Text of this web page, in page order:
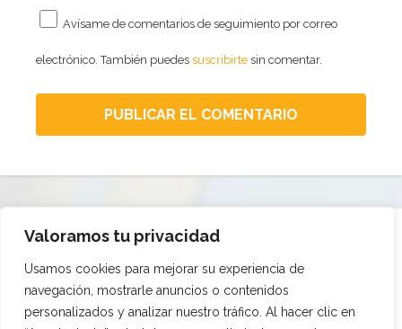
Valoramos tu privacidad
Usamos cookies para mejorar su experiencia de
navegación, mostrarle anuncios o contenidos
personalizados y analizar nuestro tráfico. Al hacer clic en
Avísame de comentarios de seguimiento por correo
electrónico. También puedes suscribirte sin comentar.
Síguenos en
Facebook
Ayúdanos: